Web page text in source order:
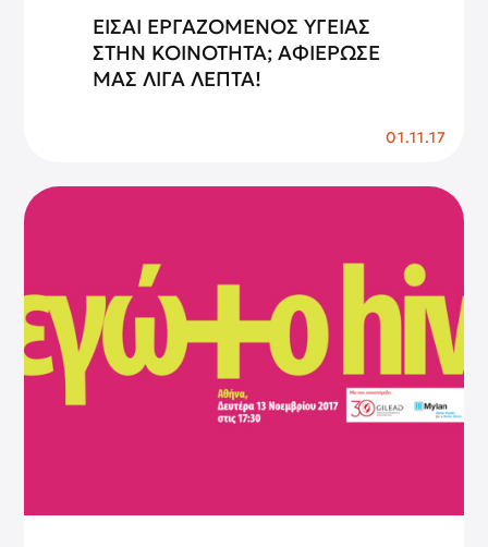
ΕΙΣΑΙ ΕΡΓΑΖΟΜΕΝΟΣ ΥΓΕΙΑΣ
ΣΤΗΝ ΚΟΙΝΟΤΗΤΑ; ΑΦΙΕΡΩΣΕ
ΜΑΣ ΛΙΓΑ ΛΕΠΤΑ!
01.11.17